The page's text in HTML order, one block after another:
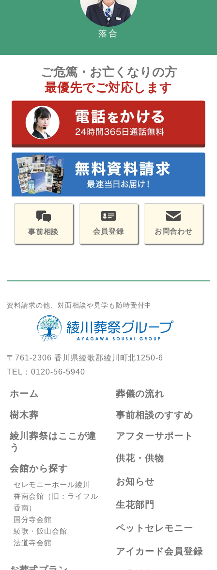
落合
ご危篤・お亡くなりの方
最優先でご対応します
事前相談 会員登録 お問合わせ
資料請求の他、対面相談や見学も随時受付中
〒761-2306 香川県綾歌郡綾川町北1250-6
TEL：0120-56-5940
ホーム
樹木葬
綾川葬祭はここが違
う
会館から探す
セレモニーホール綾川
香南会館（旧：ライフル
香南）
国分寺会館
綾歌・飯山会館
法道寺会館
葬儀の流れ
事前相談のすすめ
アフターサポート
供花・供物
お知らせ
生花部門
ペットセレモニー
アイカード会員登録